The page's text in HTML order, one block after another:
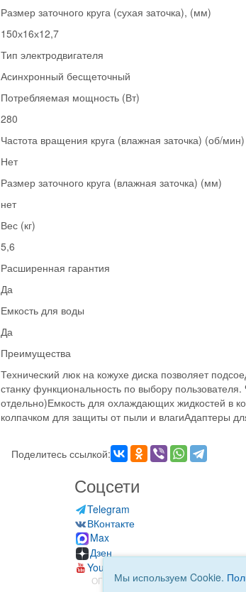
Размер заточного круга (сухая заточка), (мм)
150х16х12,7
Тип электродвигателя
Асинхронный бесщеточный
Потребляемая мощность (Вт)
280
Частота вращения круга (влажная заточка) (об/мин)
Нет
Размер заточного круга (влажная заточка) (мм)
нет
Вес (кг)
5,6
Расширенная гарантия
Да
Емкость для воды
Да
Преимущества
Технический люк на кожухе диска позволяет
станку функциональность по выбору
отдельно)Емкость для охлаждающих жидкостей в
колпачком для защиты от пыли и влагиАдаптеры
Поделитесь ссылкой:
Соцсети
Telegram
ВКонтакте
Max
Дзен
YouTube
ОГРН: 323930100112840Политика
Мы используем Cookie.